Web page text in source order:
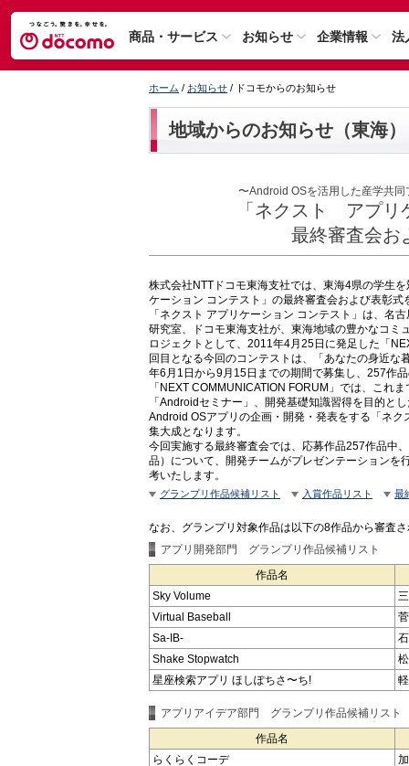
商品・サービス お知らせ 企業情報 法
ホーム / お知らせ / ドコモからのお知らせ
地域からのお知らせ（東海）
〜Android OSを活用した産学共
「ネクスト アプリ
最終審査会お
株式会社NTTドコモ東海支社では、東海4県の学生
ケーション コンテスト」の最終審査会および表彰
「ネクスト アプリケーション コンテスト」は、名
研究室、ドコモ東海支社が、東海地域の豊かなコミ
ロジェクトとして、2011年4月25日に発足した「
回目となる今回のコンテストは、「あなたの身近
年6月1日から9月15日までの期間で募集し、257作
「NEXT COMMUNICATION FORUM」では、これ
「Androidセミナー」、開発基礎知識習得を目的と
Android OSアプリの企画・開発・発表をする「ネ
集大成となります。
今回実施する最終審査会では、応募作品257作品中
品）について、開発チームがプレゼンテーションを
考いたします。
グランプリ作品候補リスト 入賞作品リスト 最
なお、グランプリ対象作品は以下の8作品から審査
アプリ開発部門 グランプリ作品候補リスト
作品名
Sky Volume
Virtual Baseball
Sa-IB-
Shake Stopwatch
星座検索アプリ ほしぽちさ〜ち!
アプリアイデア部門 グランプリ作品候補リスト
作品名
らくらくコーデ